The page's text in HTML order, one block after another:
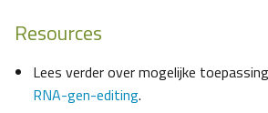
Resources
Lees verder over mogelijke
RNA-gen-editing.